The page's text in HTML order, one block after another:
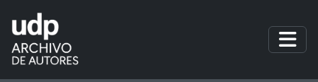
Skip to main content